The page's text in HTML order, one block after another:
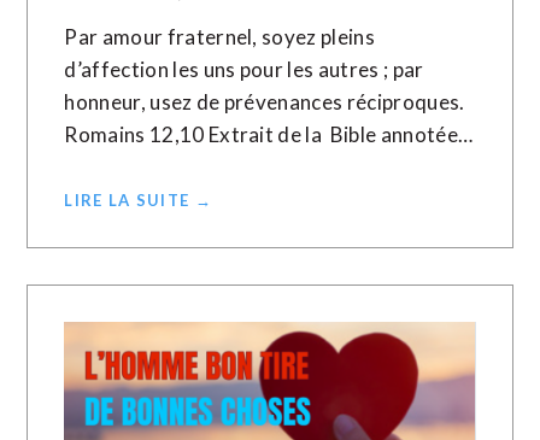
Par amour fraternel, soyez pleins
d’affection les uns pour les autres ; par
honneur, usez de prévenances réciproques.
Romains 12,10 Extrait de la Bible annotée…
LIRE LA SUITE →